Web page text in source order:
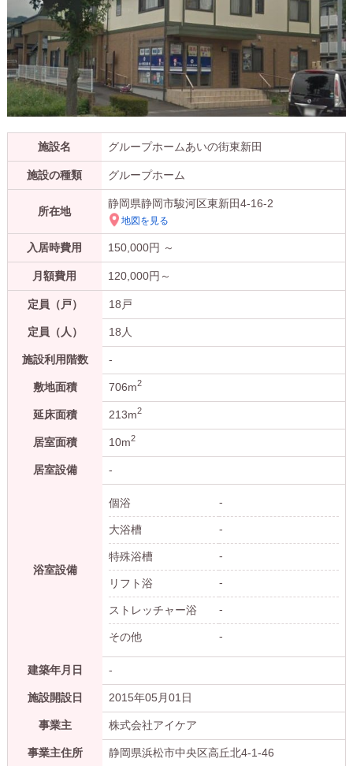
施設名 グループホームあいの街東新田
施設の種類 グループホーム
所在地
静岡県静岡市駿河区東新田4-16-2
地図を見る
入居時費用 150,000円 ～
月額費用 120,000円～
定員（戸） 18戸
定員（人） 18人
施設利用階数 -
敷地面積 706m2
延床面積 213m2
居室面積 10m2
居室設備 -
浴室設備
個浴 -
大浴槽 -
特殊浴槽 -
リフト浴 -
ストレッチャー浴 -
その他 -
建築年月日 -
施設開設日 2015年05月01日
事業主 株式会社アイケア
事業主住所 静岡県浜松市中央区高丘北4-1-46